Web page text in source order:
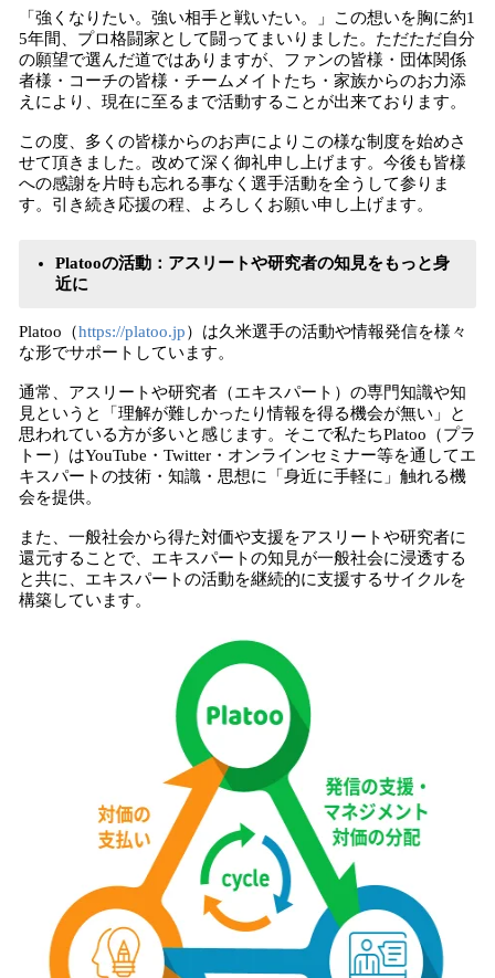
「強くなりたい。強い相手と戦いたい。」この想いを胸に約1
5年間、プロ格闘家として闘ってまいりました。ただただ自分
の願望で選んだ道ではありますが、ファンの皆様・団体関係
者様・コーチの皆様・チームメイトたち・家族からのお力添
えにより、現在に至るまで活動することが出来ております。
この度、多くの皆様からのお声によりこの様な制度を始めさ
せて頂きました。改めて深く御礼申し上げます。今後も皆様
への感謝を片時も忘れる事なく選手活動を全うして参りま
す。引き続き応援の程、よろしくお願い申し上げます。
Platooの活動：アスリートや研究者の知見をもっと身
近に
Platoo（https://platoo.jp）は久米選手の活動や情報発信を様々
な形でサポートしています。
通常、アスリートや研究者（エキスパート）の専門知識や知
見というと「理解が難しかったり情報を得る機会が無い」と
思われている方が多いと感じます。そこで私たちPlatoo（プラ
トー）はYouTube・Twitter・オンラインセミナー等を通してエ
キスパートの技術・知識・思想に「身近に手軽に」触れる機
会を提供。
また、一般社会から得た対価や支援をアスリートや研究者に
還元することで、エキスパートの知見が一般社会に浸透する
と共に、エキスパートの活動を継続的に支援するサイクルを
構築しています。